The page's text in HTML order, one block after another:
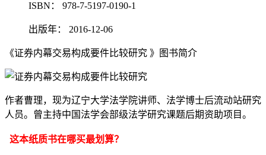
ISBN： 978-7-5197-0190-1
出版年： 2016-12-06
《证券内幕交易构成要件比较研究 》图书简介
作者曹理，现为辽宁大学法学院讲师、法学博士后流动站研究
人员。曾主持中国法学会部级法学研究课题后期资助项目。
这本纸质书在哪买最划算？